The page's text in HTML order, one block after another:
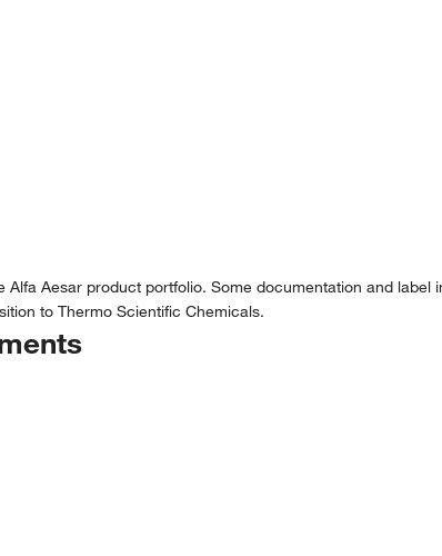
Aesar product portfolio. Some documentation and
to Thermo Scientific Chemicals.